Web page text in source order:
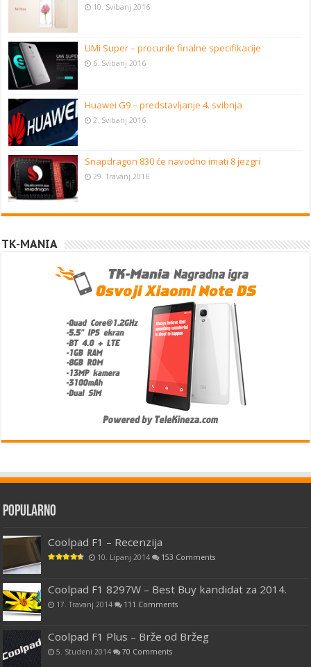
10. Svibanj 2016
UMi Super – procurile finalne specifikacije
6. Svibanj 2016
Huawei G9 – predstavljanje 4. svibnja
2. Svibanj 2016
Snapdragon 830 će navodno imati 8 jezgri
29. Travanj 2016
TK-MANIA
Popularno
Coolpad F1 – Recenzija
10. Lipanj 2014 153 Comments
Coolpad F1 8297W – Best Buy kandidat za 2014.
17. Travanj 2014 111 Comments
Coolpad F1 Plus – Brže od Bržeg
5. Studeni 2014 70 Comments